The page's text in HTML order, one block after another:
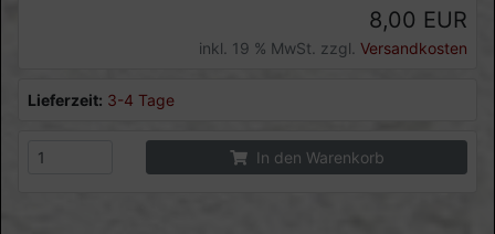
8,00 EUR
inkl. 19 % MwSt. zzgl. Versandkosten
Lieferzeit: 3-4 Tage
In den Warenkorb